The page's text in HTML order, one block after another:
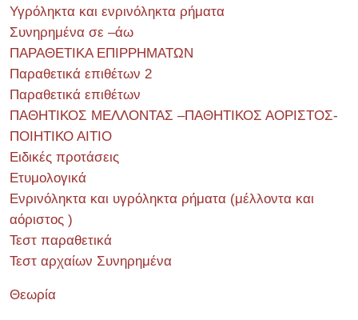
Υγρόληκτα και ενρινόληκτα ρήματα
Συνηρημένα σε –άω
ΠΑΡΑΘΕΤΙΚΑ ΕΠΙΡΡΗΜΑΤΩΝ
Παραθετικά επιθέτων 2
Παραθετικά επιθέτων
ΠΑΘΗΤΙΚΟΣ ΜΕΛΛΟΝΤΑΣ –ΠΑΘΗΤΙΚΟΣ ΑΟΡΙΣΤΟΣ-
ΠΟΙΗΤΙΚΟ ΑΙΤΙΟ
Ειδικές προτάσεις
Ετυμολογικά
Ενρινόληκτα και υγρόληκτα ρήματα (μέλλοντα και
αόριστος )
Τεστ παραθετικά
Τεστ αρχαίων Συνηρημένα
Θεωρία